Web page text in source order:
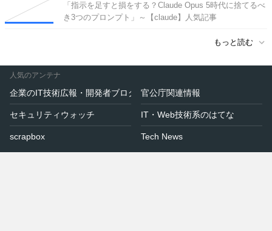
「指示を足すと損をする？Claude Opus 5時代に捨てるべ
き3つのプロンプト」～【claude】人気記事
もっと読む
人気のアンテナ
企業のIT技術広報・開発者ブログ 官公庁関連情報
セキュリティウォッチ IT・Web技術系のはてな
scrapbox Tech News